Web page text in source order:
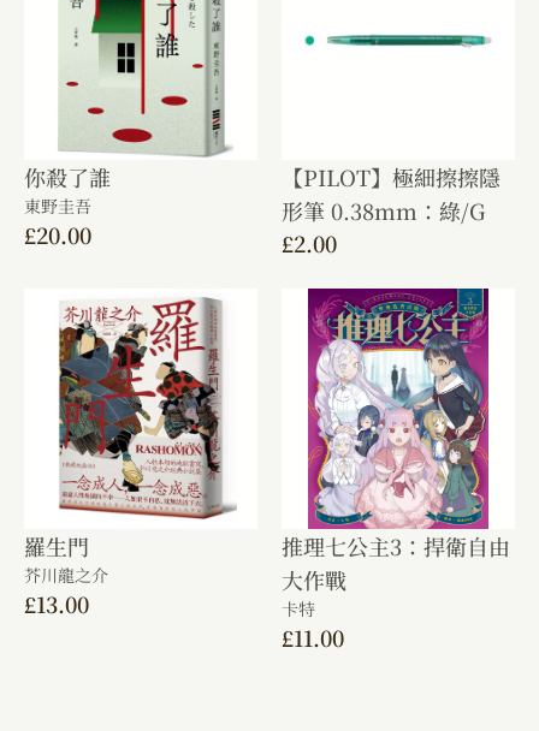
你殺了誰
東野圭吾
£20.00
【PILOT】極細擦擦隱
形筆 0.38mm：綠/G
£2.00
羅生門
芥川龍之介
£13.00
推理七公主3：捍衛自由
大作戰
卡特
£11.00